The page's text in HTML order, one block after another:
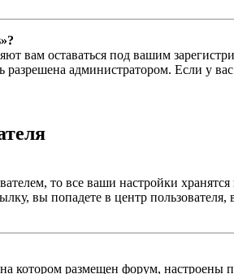
вам оставаться под вашим
администратором. Если у
то все ваши настройки
вы попадете в центр
котором размещен форум,